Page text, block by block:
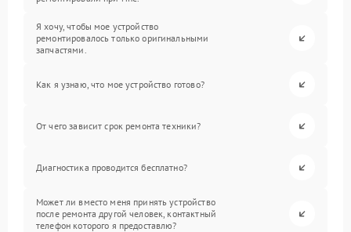
Я хочу, чтобы мое устройство
ремонтировалось только оригинальными
запчастями.
Как я узнаю, что мое устройство готово?
От чего зависит срок ремонта техники?
Диагностика проводится бесплатно?
Может ли вместо меня принять устройство
после ремонта другой человек, контактный
телефон которого я предоставлю?